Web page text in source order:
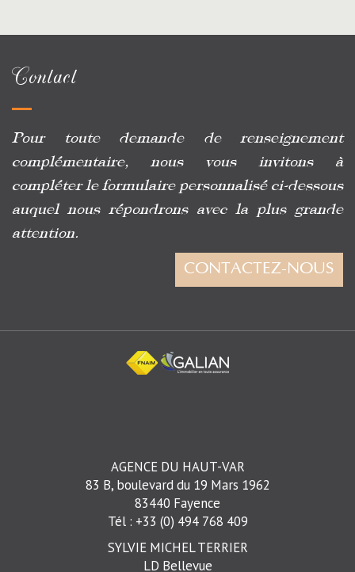
Contact
Pour toute demande de renseignement
complémentaire, nous vous invitons à
compléter le formulaire personnalisé ci-dessous
auquel nous répondrons avec la plus grande
attention.
CONTACTEZ-NOUS
AGENCE DU HAUT-VAR
83 B, boulevard du 19 Mars 1962
83440 Fayence
Tél : +33 (0) 494 768 409
SYLVIE MICHEL TERRIER
LD Bellevue